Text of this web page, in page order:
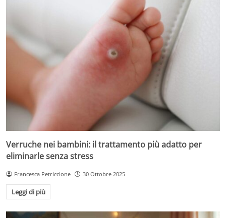
Verruche nei bambini: il trattamento più adatto per
eliminarle senza stress
Francesca Petriccione 30 Ottobre 2025
Leggi di più